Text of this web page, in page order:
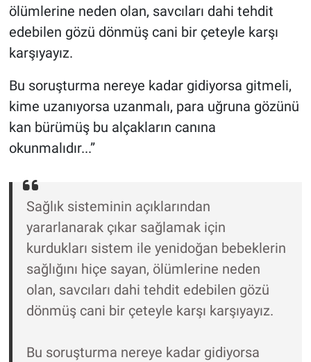
ölümlerine neden olan, savcıları dahi tehdit
edebilen gözü dönmüş cani bir çeteyle karşı
karşıyayız.
Bu soruşturma nereye kadar gidiyorsa gitmeli,
kime uzanıyorsa uzanmalı, para uğruna gözünü
kan bürümüş bu alçakların canına
okunmalıdır...”
Sağlık sisteminin açıklarından
yararlanarak çıkar sağlamak için
kurdukları sistem ile yenidoğan bebeklerin
sağlığını hiçe sayan, ölümlerine neden
olan, savcıları dahi tehdit edebilen gözü
dönmüş cani bir çeteyle karşı karşıyayız.
Bu soruşturma nereye kadar gidiyorsa
Popüler
Sağlık
Spor
Teknoloji
Türkiye'nin Geleceği
Türkiye'nin Gündemi
Yerel Gündem
Yerel Yaşam